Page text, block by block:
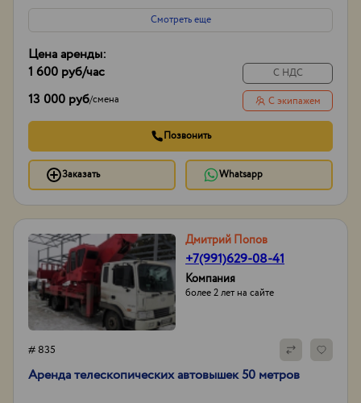
Смотреть еще
Цена аренды:
1 600 руб/час
13 000 руб/смена
С НДС
С экипажем
Позвонить
Заказать Whatsapp
Дмитрий Попов
+7(991)629-08-41
Компания
более 2 лет на сайте
# 835
Аренда телескопических автовышек 50 метров